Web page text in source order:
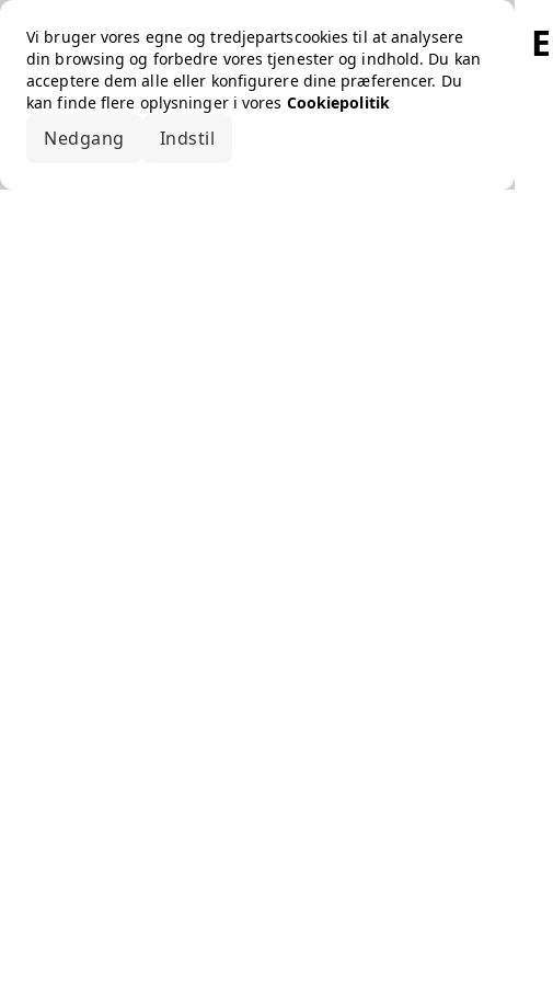
Vi bruger vores egne og tredjepartscookies til at analysere
din browsing og forbedre vores tjenester og indhold. Du kan
acceptere dem alle eller konfigurere dine præferencer. Du
kan finde flere oplysninger i vores Cookiepolitik
Nedgang Indstil